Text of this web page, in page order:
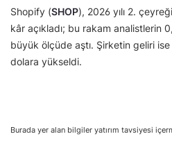
Shopify (SHOP), 2026 yılı 2.
kâr açıkladı; bu rakam analistlerin
büyük ölçüde aştı. Şirketin geliri
dolara yükseldi.
Burada yer alan bilgiler yatırım tavsiyesi